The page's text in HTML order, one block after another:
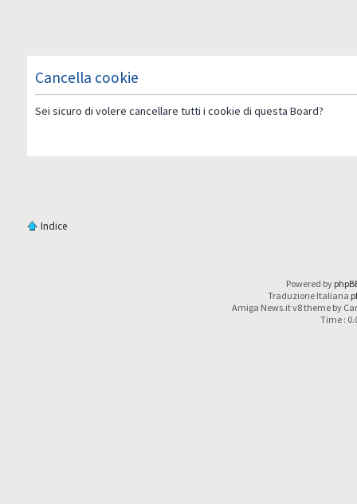
Cancella cookie
Sei sicuro di volere cancellare tutti i cookie di questa Board?
Indice
Powered by
Traduzione Italiana
Amiga News.it v8 theme by
Time :